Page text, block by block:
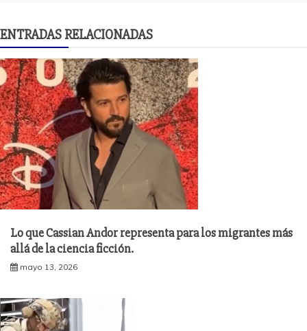
ENTRADAS RELACIONADAS
Lo que Cassian Andor representa para los migrantes más
allá de la ciencia ficción.
mayo 13, 2026